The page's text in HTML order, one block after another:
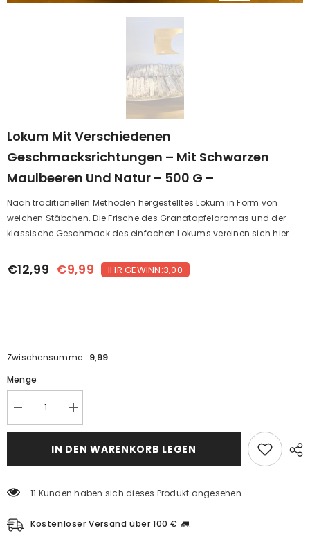
Lokum Mit Verschiedenen
Geschmacksrichtungen – Mit Schwarzen
Maulbeeren Und Natur – 500 G –
Nach traditionellen Methoden hergestelltes Lokum in Form von
weichen Stäbchen. Die Frische des Granatapfelaromas und der
klassische Geschmack des einfachen Lokums vereinen sich hier....
€12,99 €9,99 IHR GEWINN:3,00
Zwischensumme:: 9,99
Menge
Lokum
mit
verschiedenen
und
500
Lokum
mit
verschiedenen
–
und
500
IN DEN WARENKORB LEGEN
11 Kunden haben sich dieses Produkt angesehen.
Kostenloser Versand über 100 € 🚛.